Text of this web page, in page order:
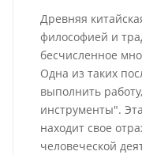
Древняя
философией и
бесчисленное
Одна из таких
выполнить
инструменты".
находит свое
человеческой